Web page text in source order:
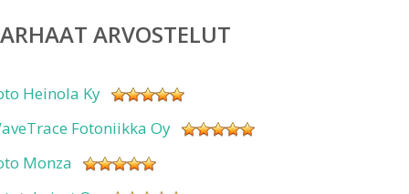
ARVOSTELUT
Heinola Ky
Fotoniikka Oy
Monza